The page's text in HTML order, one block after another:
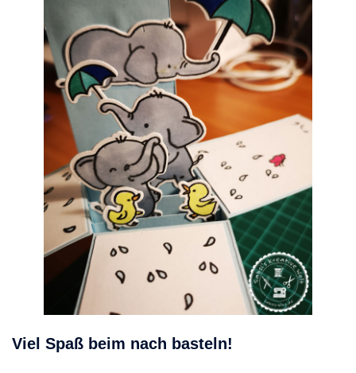
Viel Spaß beim nach basteln!